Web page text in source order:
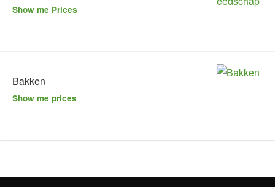
Show me Prices
Bakken
Show me prices